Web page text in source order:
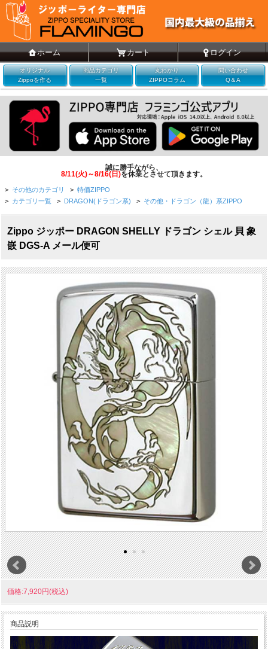
ホーム カート ログイン
オリジナル
Zippoを作る
商品カテゴリ
一覧
丸わかり
ZIPPOコラム
問い合わせ
Q＆A
誠に勝手ながら、
8/11(火)～8/16(日)を休業とさせて頂きます。
> その他のカテゴリ > 特価ZIPPO
> カテゴリ一覧 > DRAGON(ドラゴン系) > その他・ドラゴン（龍）系ZIPPO
Zippo ジッポー DRAGON SHELLY ドラゴン シェル 貝 象
嵌 DGS-A メール便可
価格:7,920円(税込)
商品説明